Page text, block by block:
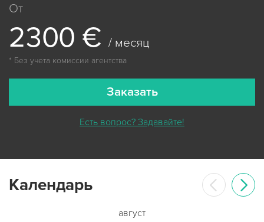
От
2300 € / месяц
* Без учета комиссии агентства
Заказать
Есть вопрос? Задавайте!
Календарь
август